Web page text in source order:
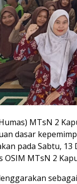
MTsN 2
dasar
pada Sabtu,
OSIM MTsN 2